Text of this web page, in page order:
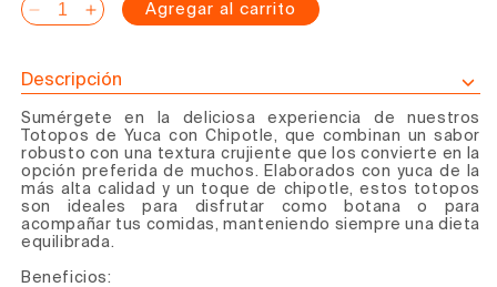
Reducir
para
Totopos
de
yuca
con
chipotle
Aumentar
para
Totopos
de
yuca
con
chipotle
Agregar al carrito
Descripción
Sumérgete en la deliciosa experiencia de nuestros
Totopos de Yuca con Chipotle, que combinan un sabor
robusto con una textura crujiente que los convierte en la
opción preferida de muchos. Elaborados con yuca de la
más alta calidad y un toque de chipotle, estos totopos
son ideales para disfrutar como botana o para
acompañar tus comidas, manteniendo siempre una dieta
equilibrada.
Beneficios: